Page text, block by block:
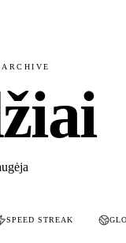
SPEED STREAK